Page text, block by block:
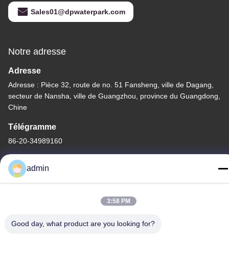
Sales01@dpwaterpark.com
Notre adresse
Adresse
Adresse : Pièce 32, route de no. 51 Fansheng, ville de Dagang,
secteur de Nansha, ville de Guangzhou, province du Guangdong,
Chine
Télégramme
86-20-34989160
Politique de confidentialité |
-2026 Guangdong Dapeng Amusement Technology Co., Ltd.
admin
3:58 PM
Good day, what product are you looking for?